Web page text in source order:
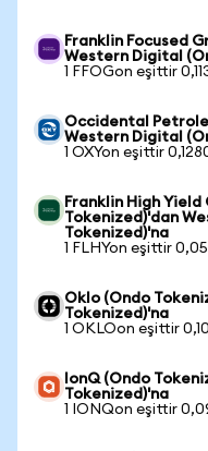
Franklin Focused
Western Digital
1 FFOGon eşittir
Occidental
Western Digital
1 OXYon eşittir
Franklin High
Tokenized)'dan
Tokenized)'na
1 FLHYon eşittir
Oklo (Ondo
Tokenized)'na
1 OKLOon eşittir
IonQ (Ondo
Tokenized)'na
1 IONQon eşittir